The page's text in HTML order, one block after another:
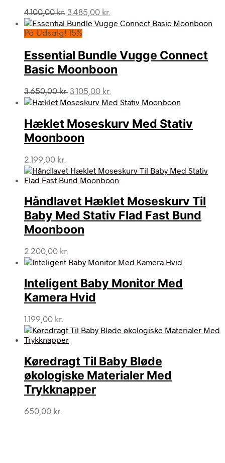
4.100,00kr. Den
oprindelige
pris
4.100,00 kr..
3.485,00 kr.
aktuelle
3.485,00 kr..
På Udsalg! 15%
Essential Bundle Vugge Connect
Basic Moonboon
3.650,00kr. Den
oprindelige
var:
3.650,00 kr..
3.105,00 kr.
aktuelle
er:
3.105,00 kr..
Hæklet Moseskurv Med Stativ
Moonboon
2.199,00 kr.
Håndlavet Hæklet Moseskurv Til
Baby Med Stativ Flad Fast Bund
Moonboon
2.200,00 kr.
Inteligent Baby Monitor Med
Kamera Hvid
1.199,00 kr.
Køredragt Til Baby Bløde
økologiske Materialer Med
Trykknapper
650,00 kr.